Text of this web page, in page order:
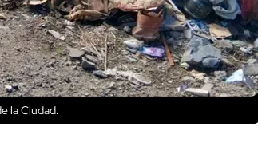
la Ciudad.